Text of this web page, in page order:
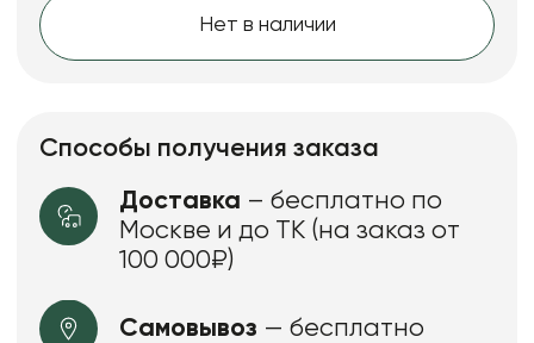
Нет в наличии
Способы получения заказа
Доставка – бесплатно по
Москве и до ТК (на заказ от
100 000₽)
Самовывоз — бесплатно